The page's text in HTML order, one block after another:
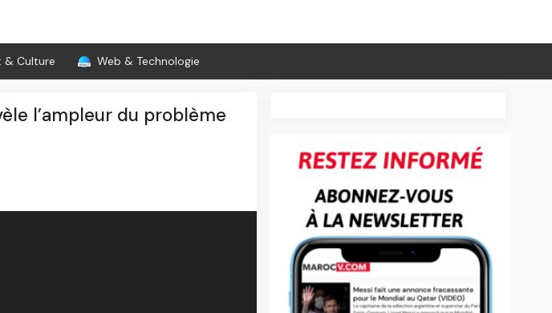
& Culture Web & Technologie
l’ampleur du problème